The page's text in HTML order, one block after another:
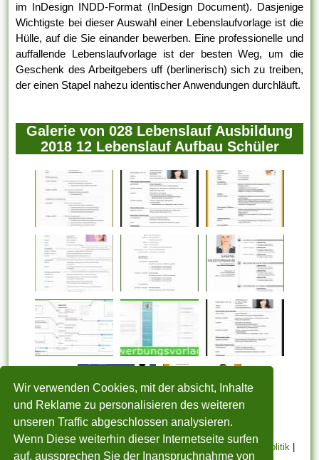
Wir verwenden Cookies, mit der absicht, Inhalte
und Reklame zu personalisieren des weiteren
unseren Traffic abgeschlossen analysieren.
Wenn Diese weiterhin dieser Internetseite surfen
auf, aussprechen Sie der Inanspruchnahme von
im InDesign INDD-Format (InDesign Document). Dasjenige
Wichtigste bei dieser Auswahl einer Lebenslaufvorlage ist die
Hülle, auf die Sie einander bewerben. Eine professionelle und
auffallende Lebenslaufvorlage ist der besten Weg, um die
Geschenk des Arbeitgebers uff (berlinerisch) sich zu treiben,
der einen Stapel nahezu identischer Anwendungen durchläuft.
Galerie von 028 Lebenslauf Ausbildung
2018 12 Lebenslauf Aufbau Schüler
Cookie Politik|